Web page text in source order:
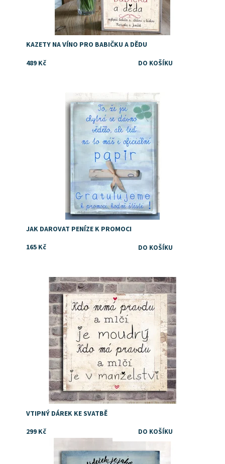
KAZETY NA VÍNO PRO BABIČKU A DĚDU
489 Kč
Tip jak vtipně darovat peníze k promoci
Skladem
JAK DAROVAT PENÍZE K PROMOCI
165 Kč
tip na vtipný dárek ke svatě nebo k výročí svatby
Dostupnost:
Skladem
VTIPNÝ DÁREK KE SVATBĚ
299 Kč
Někdy se prostě stane, že dědeček celou rodinu drží, je
jako maják lásky, naděje a bezpečí, Pokud máte to štěstí
a takového dědečka máte, poděkujte...